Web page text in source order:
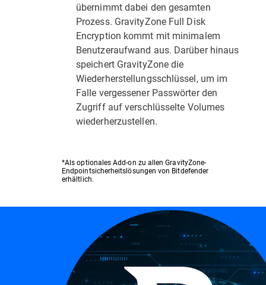
übernimmt dabei den gesamten
Prozess. GravityZone Full Disk
Encryption kommt mit minimalem
Benutzeraufwand aus. Darüber hinaus
speichert GravityZone die
Wiederherstellungsschlüssel, um im
Falle vergessener Passwörter den
Zugriff auf verschlüsselte Volumes
wiederherzustellen.
*Als optionales Add-on zu allen GravityZone-
Endpointsicherheitslösungen von Bitdefender
erhältlich.